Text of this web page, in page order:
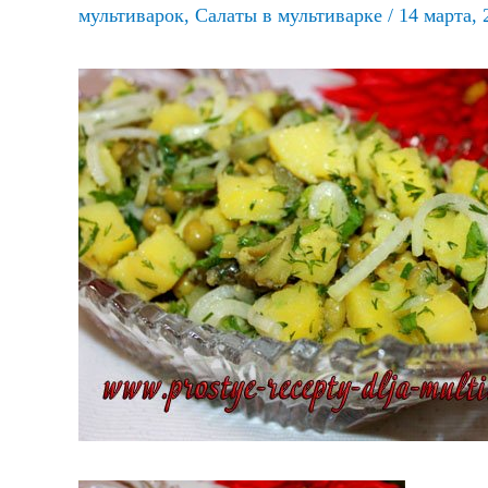
мультиварок, Салаты в мультиварке / 14 марта,